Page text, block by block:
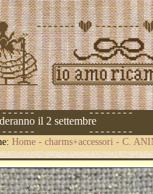
il 2 settembre
Home - charms+accessori - C.